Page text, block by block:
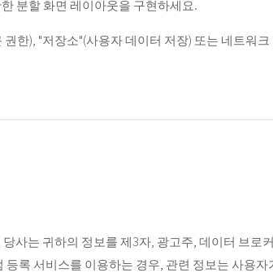
분할 화면 레이아웃을 구현하세요.
한), "저장소"(사용자 데이터 저장) 또는 네트워
사는 귀하의 정보를 제3자, 광고주, 데이터 브로
록 서비스를 이용하는 경우, 관련 정보는 사용자